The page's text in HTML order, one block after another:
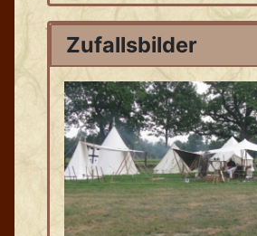
Zufallsbilder